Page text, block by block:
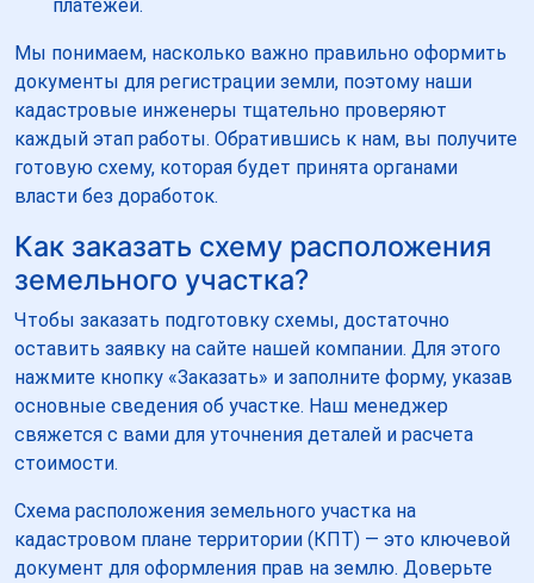
платежей.
Мы понимаем, насколько важно правильно оформить
документы для регистрации земли, поэтому наши
кадастровые инженеры тщательно проверяют
каждый этап работы. Обратившись к нам, вы получите
готовую схему, которая будет принята органами
власти без доработок.
Как заказать схему расположения
земельного участка?
Чтобы заказать подготовку схемы, достаточно
оставить заявку на сайте нашей компании. Для этого
нажмите кнопку «Заказать» и заполните форму, указав
основные сведения об участке. Наш менеджер
свяжется с вами для уточнения деталей и расчета
стоимости.
Схема расположения земельного участка на
кадастровом плане территории (КПТ) — это ключевой
документ для оформления прав на землю. Доверьте